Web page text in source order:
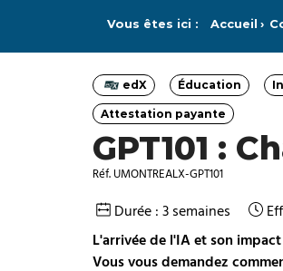
Vous êtes ici : Accueil
GPT101 :
Réf. UMONTREALX-GPT101
Catégorie
edX Catégorie
Éducation
Catégorie
Attestation payante
Durée : 3 semaines
L'arrivée de l'IA et son
Vous vous demandez